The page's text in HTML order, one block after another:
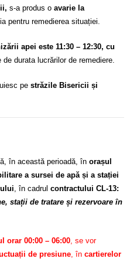
s-a produs o avarie la
pentru remedierea situației.
apei este 11:30 – 12:30, cu
de durata lucrărilor de remediere.
pe străzile Bisericii și
în această perioadă, în orașul
a sursei de apă și a stației
, în cadrul contractului CL-13:
stații de tratare și rezervoare în
orar 00:00 – 06:00 , se vor
de presiune , în cartierelor